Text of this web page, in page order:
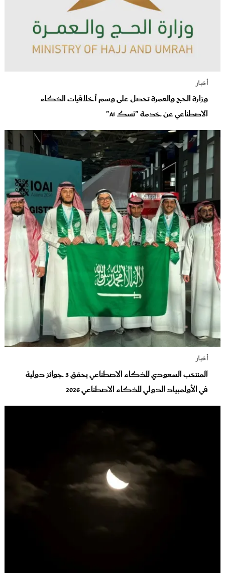
أخبار
وزارة الحج والعمرة تحصل على وسم أخلاقيات الذكاء
الاصطناعي عن خدمة "نسك AI"
أخبار
المنتخب السعودي للذكاء الاصطناعي يحقق 3 جوائز دولية
في الأولمبياد الدولي للذكاء الاصطناعي 2026